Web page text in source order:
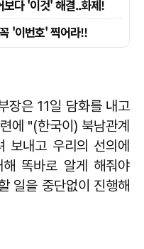
장은 11일 담화를 내고
에 "(한국이) 북남관계
보내고 우리의 선의에
똑바로 알게 해줘야
일을 중단없이 진행해